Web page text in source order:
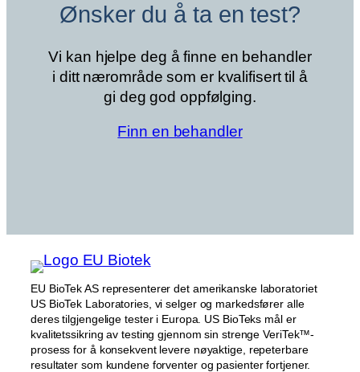
Ønsker du å ta en test?
Vi kan hjelpe deg å finne en behandler
i ditt nærområde som er kvalifisert til å
gi deg god oppfølging.
Finn en behandler
EU BioTek AS representerer det amerikanske laboratoriet
US BioTek Laboratories, vi selger og markedsfører alle
deres tilgjengelige tester i Europa. US BioTeks mål er
kvalitetssikring av testing gjennom sin strenge VeriTek™-
prosess for å konsekvent levere nøyaktige, repeterbare
resultater som kundene forventer og pasienter fortjener.